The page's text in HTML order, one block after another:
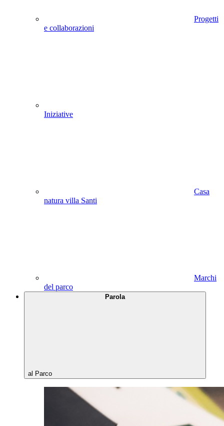
Progetti
e collaborazioni
Iniziative
Casa
natura villa Santi
Marchi
del parco
Parola
al Parco